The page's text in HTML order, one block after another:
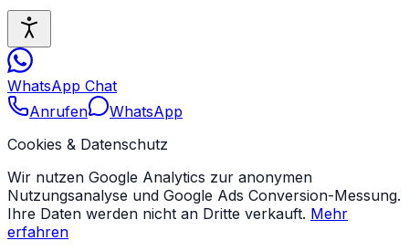
WhatsApp Chat
Anrufen
WhatsApp
Cookies & Datenschutz
Wir nutzen Google Analytics zur anonymen
Nutzungsanalyse und Google Ads Conversion-Messung.
Ihre Daten werden nicht an Dritte verkauft. Mehr
erfahren